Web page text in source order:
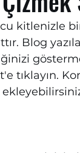
kitlenizle
Blog
tıklayın.
yazılar